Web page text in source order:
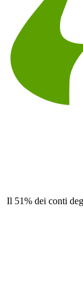
Il 51% dei conti